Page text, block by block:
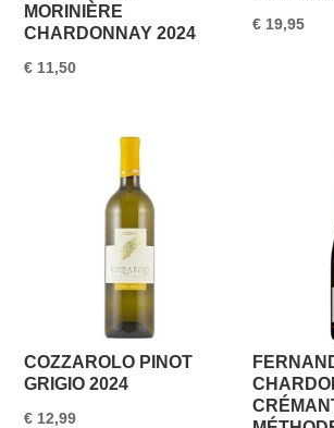
MORINIÈRE
CHARDONNAY 2024
€ 11,50
€ 19,95
COZZAROLO PINOT
GRIGIO 2024
€ 12,99